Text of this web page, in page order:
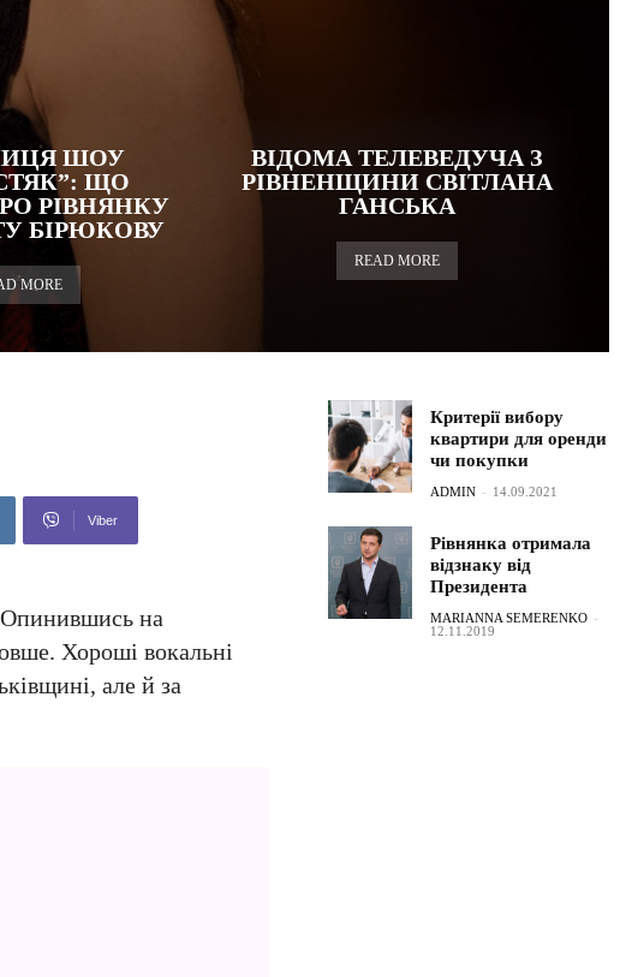
ШОУ
ЩО
РІВНЯНКУ
БІРЮКОВУ
MORE
ВІДОМА ТЕЛЕВЕДУЧА З
РІВНЕНЩИНИ СВІТЛАНА
ГАНСЬКА
READ MORE
Viber
Опинившись на
Хороші вокальні
але й за
Критерії вибору
квартири для оренди
чи покупки
ADMIN - 14.09.2021
Рівнянка отримала
відзнаку від
Президента
MARIANNA SEMERENKO -
12.11.2019